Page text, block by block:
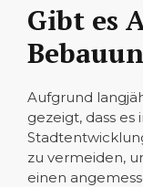
Gibt es
Aufgrund
gezeigt, dass
zu vermeiden,
einen